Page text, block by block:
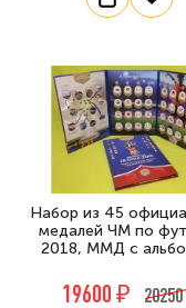
Набор из 45
медалей ЧМ по
2018, ММД с
19600 ₽